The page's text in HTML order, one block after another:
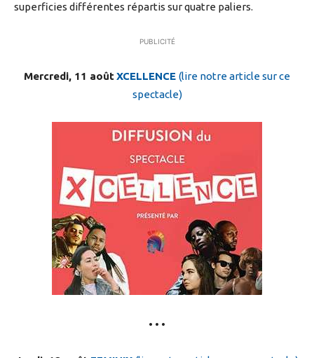
superficies différentes répartis sur quatre paliers.
PUBLICITÉ
Mercredi, 11 aoûtXCELLENCE (lire notre article sur ce
spectacle)
• • •